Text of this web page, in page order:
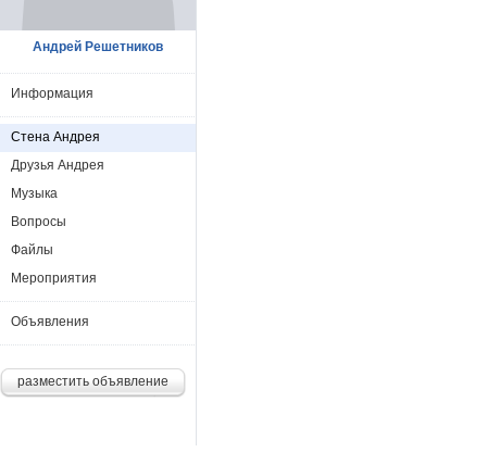
Андрей Решетников
Информация
Стена Андрея
Друзья Андрея
Музыка
Вопросы
Файлы
Мероприятия
Объявления
разместить объявление